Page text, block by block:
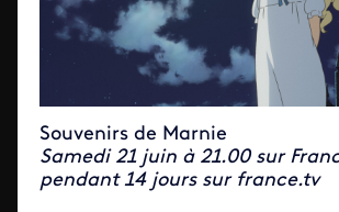
Souvenirs de Marnie
Samedi 21 juin à 21.00 sur
pendant 14 jours sur france.tv